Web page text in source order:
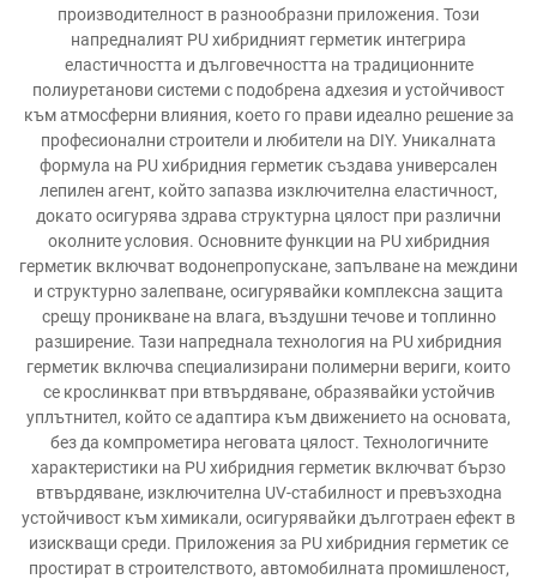
производителност в разнообразни приложения. Този
напредналият PU хибридният герметик интегрира
еластичността и дълговечността на традиционните
полиуретанови системи с подобрена адхезия и устойчивост
към атмосферни влияния, което го прави идеално решение за
професионални строители и любители на DIY. Уникалната
формула на PU хибридния герметик създава универсален
лепилен агент, който запазва изключителна еластичност,
докато осигурява здрава структурна цялост при различни
околните условия. Основните функции на PU хибридния
герметик включват водонепропускане, запълване на междини
и структурно залепване, осигурявайки комплексна защита
срещу проникване на влага, въздушни течове и топлинно
разширение. Тази напреднала технология на PU хибридния
герметик включва специализирани полимерни вериги, които
се крослинкват при втвърдяване, образявайки устойчив
уплътнител, който се адаптира към движението на основата,
без да компрометира неговата цялост. Технологичните
характеристики на PU хибридния герметик включват бързо
втвърдяване, изключителна UV-стабилност и превъзходна
устойчивост към химикали, осигурявайки дълготраен ефект в
изискващи среди. Приложения за PU хибридния герметик се
простират в строителството, автомобилната промишленост,